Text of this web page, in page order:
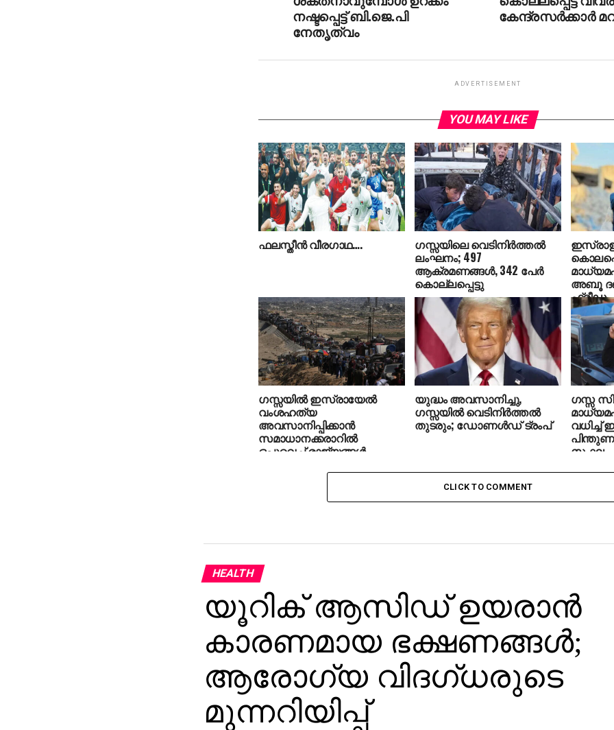
കേന്ദ്രസര്‍ക്കാര്‍
നഷ്ടപ്പെട്ട് ബി.ജെ.പി
നേതൃത്വം
ADVERTISEMENT
YOU MAY LIKE
ഫലസ്തീന്‍ വീരഗാഥ…. ഗസ്സയിലെ വെടിനിര്‍ത്തല്‍
ലംഘനം; 497
ആക്രമണങ്ങള്‍, 342 പേര്‍
കൊല്ലപ്പെട്ടു അബൂ
ഗസ്സയില്‍ ഇസ്രായേല്‍
വംശഹത്യ
അവസാനിപ്പിക്കാന്‍
സമാധാനക്കരാറില്‍
ഒപ്പുവെച്ച് രാജ്യങ്ങള്‍
യുദ്ധം അവസാനിച്ചു,
ഗസ്സയില്‍ വെടിനിര്‍ത്തല്‍
തുടരും; ഡോണള്‍ഡ് ട്രംപ്
ഗസ്സ
സംഘം
CLICK TO COMMENT
HEALTH
യൂറിക് ആസിഡ് ഉയരാന്‍
കാരണമായ ഭക്ഷണങ്ങള്‍;
ആരോഗ്യ വിദഗ്ധരുടെ
മുന്നറിയിപ്പ്